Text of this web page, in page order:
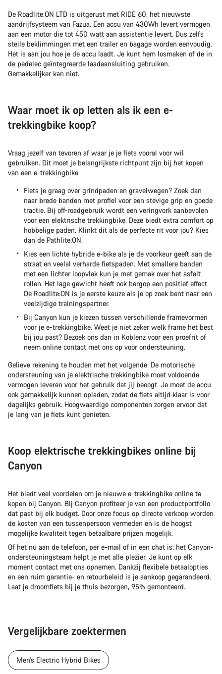
De Roadlite:ON LTD is uitgerust met RIDE 60, het nieuwste
aandrijfsysteem van Fazua. Een accu van 430Wh levert vermogen
aan een motor die tot 450 watt aan assistentie levert. Dus zelfs
steile beklimmingen met een trailer en bagage worden eenvoudig.
Het is aan jou hoe je de accu laadt. Je kunt hem losmaken of de in
de pedelec geïntegreerde laadaansluiting gebruiken.
Gemakkelijker kan niet.
Waar moet ik op letten als ik een e-
trekkingbike koop?
Vraag jezelf van tevoren af waar je je fiets vooral voor wil
gebruiken. Dit moet je belangrijkste richtpunt zijn bij het kopen
van een e-trekkingbike.
Fiets je graag over grindpaden en gravelwegen? Zoek dan
naar brede banden met profiel voor een stevige grip en goede
tractie. Bij off-roadgebruik wordt een veringvork aanbevolen
voor een elektrische trekkingbike. Deze biedt extra comfort op
hobbelige paden. Klinkt dit als de perfecte rit voor jou? Kies
dan de Pathlite:ON.
Kies een lichte hybride e-bike als je de voorkeur geeft aan de
straat en veelal verharde fietspaden. Met smallere banden
met een lichter loopvlak kun je met gemak over het asfalt
rollen. Het lage gewicht heeft ook bergop een positief effect.
De Roadlite:ON is je eerste keuze als je op zoek bent naar een
veelzijdige trainingspartner.
Bij Canyon kun je kiezen tussen verschillende framevormen
voor je e-trekkingbike. Weet je niet zeker welk frame het best
bij jou past? Bezoek ons dan in Koblenz voor een proefrit of
neem online contact met ons op voor ondersteuning.
Gelieve rekening te houden met het volgende: De motorische
ondersteuning van je elektrische trekkingbike moet voldoende
vermogen leveren voor het gebruik dat jij beoogt. Je moet de accu
ook gemakkelijk kunnen opladen, zodat de fiets altijd klaar is voor
dagelijks gebruik. Hoogwaardige componenten zorgen ervoor dat
je lang van je fiets kunt genieten.
Koop elektrische trekkingbikes online bij
Canyon
Het biedt veel voordelen om je nieuwe e-trekkingbike online te
kopen bij Canyon. Bij Canyon profiteer je van een productportfolio
dat past bij elk budget. Door onze focus op directe verkoop worden
de kosten van een tussenpersoon vermeden en is de hoogst
mogelijke kwaliteit tegen betaalbare prijzen mogelijk.
Of het nu aan de telefoon, per e-mail of in een chat is: het Canyon-
ondersteuningsteam helpt je met alle plezier. Je kunt op elk
moment contact met ons opnemen. Dankzij flexibele betaalopties
en een ruim garantie- en retourbeleid is je aankoop gegarandeerd.
Laat je droomfiets bij je thuis bezorgen, 95% gemonteerd.
Vergelijkbare zoektermen
Men’s Electric Hybrid Bikes